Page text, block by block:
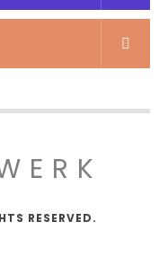
RESERVED.